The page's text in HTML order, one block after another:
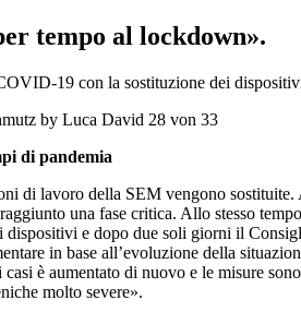
tempo al lockdown».
19 con la sostituzione dei
di pandemia
di lavoro della SEM vengono
una fase critica. Allo stesso
dispositivi e dopo due soli giorni il
in base all’evoluzione della
è aumentato di nuovo e le misure
molto severe».